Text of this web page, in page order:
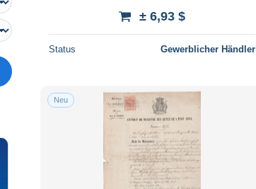
± 6,93 $
Status Gewerblicher Händler
Neu